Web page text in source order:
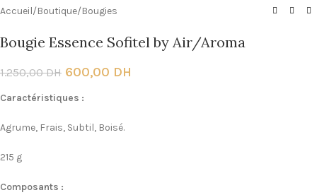
Accueil/Boutique/Bougies
Bougie Essence Sofitel by Air/Aroma
1.250,00DH 600,00 DH
Caractéristiques :
Agrume, Frais, Subtil, Boisé.
215 g
Composants :